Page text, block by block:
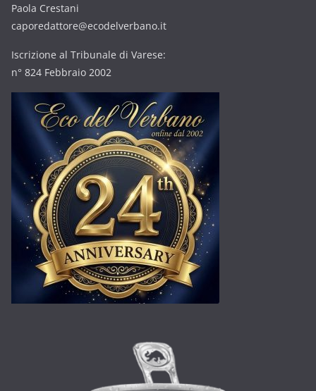
Paola Crestani
caporedattore@ecodelverbano.it
Iscrizione al Tribunale di Varese:
n° 824 Febbraio 2002